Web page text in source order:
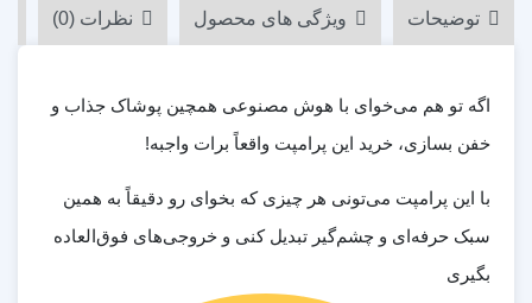
توضیحات ویژگی های محصول نظرات (0)
اگه تو هم می‌خوای با هوش مصنوعی همچین پوشاک جذاب و
خفن بسازی، خرید این پرامپت واقعاً برات واجبه!
با این پرامپت می‌تونی هر چیزی که بخوای رو دقیقاً به همین
سبک حرفه‌ای و چشم‌گیر تبدیل کنی و خروجی‌های فوق‌العاده
بگیری